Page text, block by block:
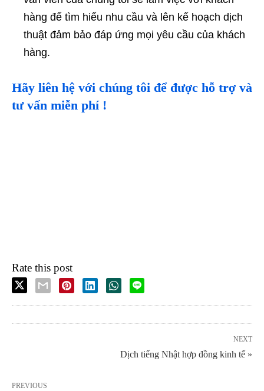
hàng để tìm hiểu nhu cầu và lên kế hoạch dịch
thuật đảm bảo đáp ứng mọi yêu cầu của khách
hàng.
Hãy liên hệ với chúng tôi để được hỗ trợ và
tư vấn miễn phí !
Rate this post
NEXT
Dịch tiếng Nhật hợp đồng kinh tế »
PREVIOUS